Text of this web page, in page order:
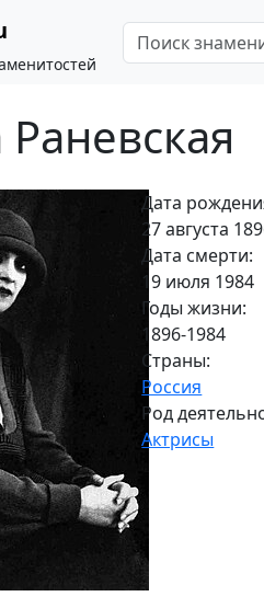
Дата
27 августа
Дата смерти:
19 июля 1984
Годы жизни:
1896-1984
Страны:
Россия
Род
Актрисы